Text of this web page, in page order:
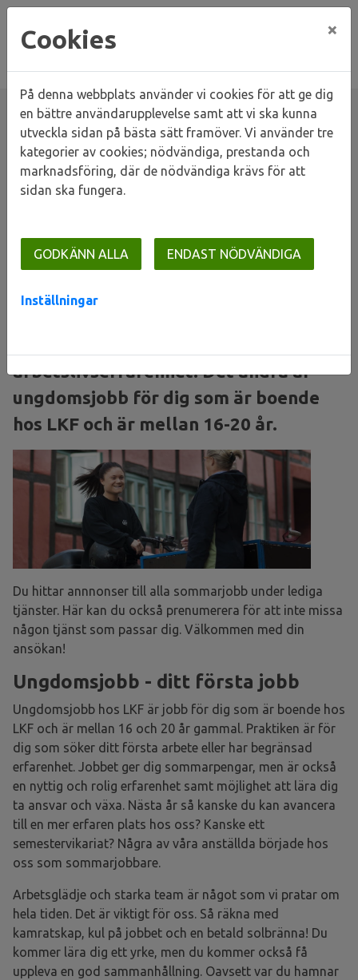
Hem Om oss Jobba hos oss Sommarjobb
LKF har två olika typer av
arbetslivserfarenhet. Det andra är
ungdomsjobb för dig som är boende
hos LKF och är mellan 16-20 år.
Du hittar annnonser till alla sommarjobb under lediga
tjänster. Här kan du också prenumerera för att inte missa
någon tjänst som passar dig. Välkommen med din
ansökan!
Ungdomsjobb - ditt första jobb
Ungdomsjobb hos LKF är jobb för dig som är boende hos
LKF och är mellan 16 och 20 år gammal. Praktiken är för
dig som söker ditt första arbete eller har begränsad
erfarenhet. Jobbet ger dig sommarpengar, men är också
en nyttig och rolig erfarenhet samt möjlighet att lära dig
ta ansvar och växa. Nästa år så kanske du kan avancera
till en mer erfaren plats hos oss? Kanske ett
semestervikariat? Några av våra anställda började hos
oss som sommarjobbare.
Arbetsglädje och starka team är något som vi pratar om
hela tiden. Det är viktigt för oss. Så räkna med
kamratskap, kul på jobbet och en betald solbränna! Du
kommer lära dig ett yrke, men du kommer också få
uppleva en god sammanhållning. Oavsett var du hamnar
Cookies ×
På denna webbplats använder vi cookies för att ge dig
en bättre användarupplevelse samt att vi ska kunna
utveckla sidan på bästa sätt framöver. Vi använder tre
kategorier av cookies; nödvändiga, prestanda och
marknadsföring, där de nödvändiga krävs för att
sidan ska fungera.
GODKÄNN ALLA ENDAST NÖDVÄNDIGA
Inställningar